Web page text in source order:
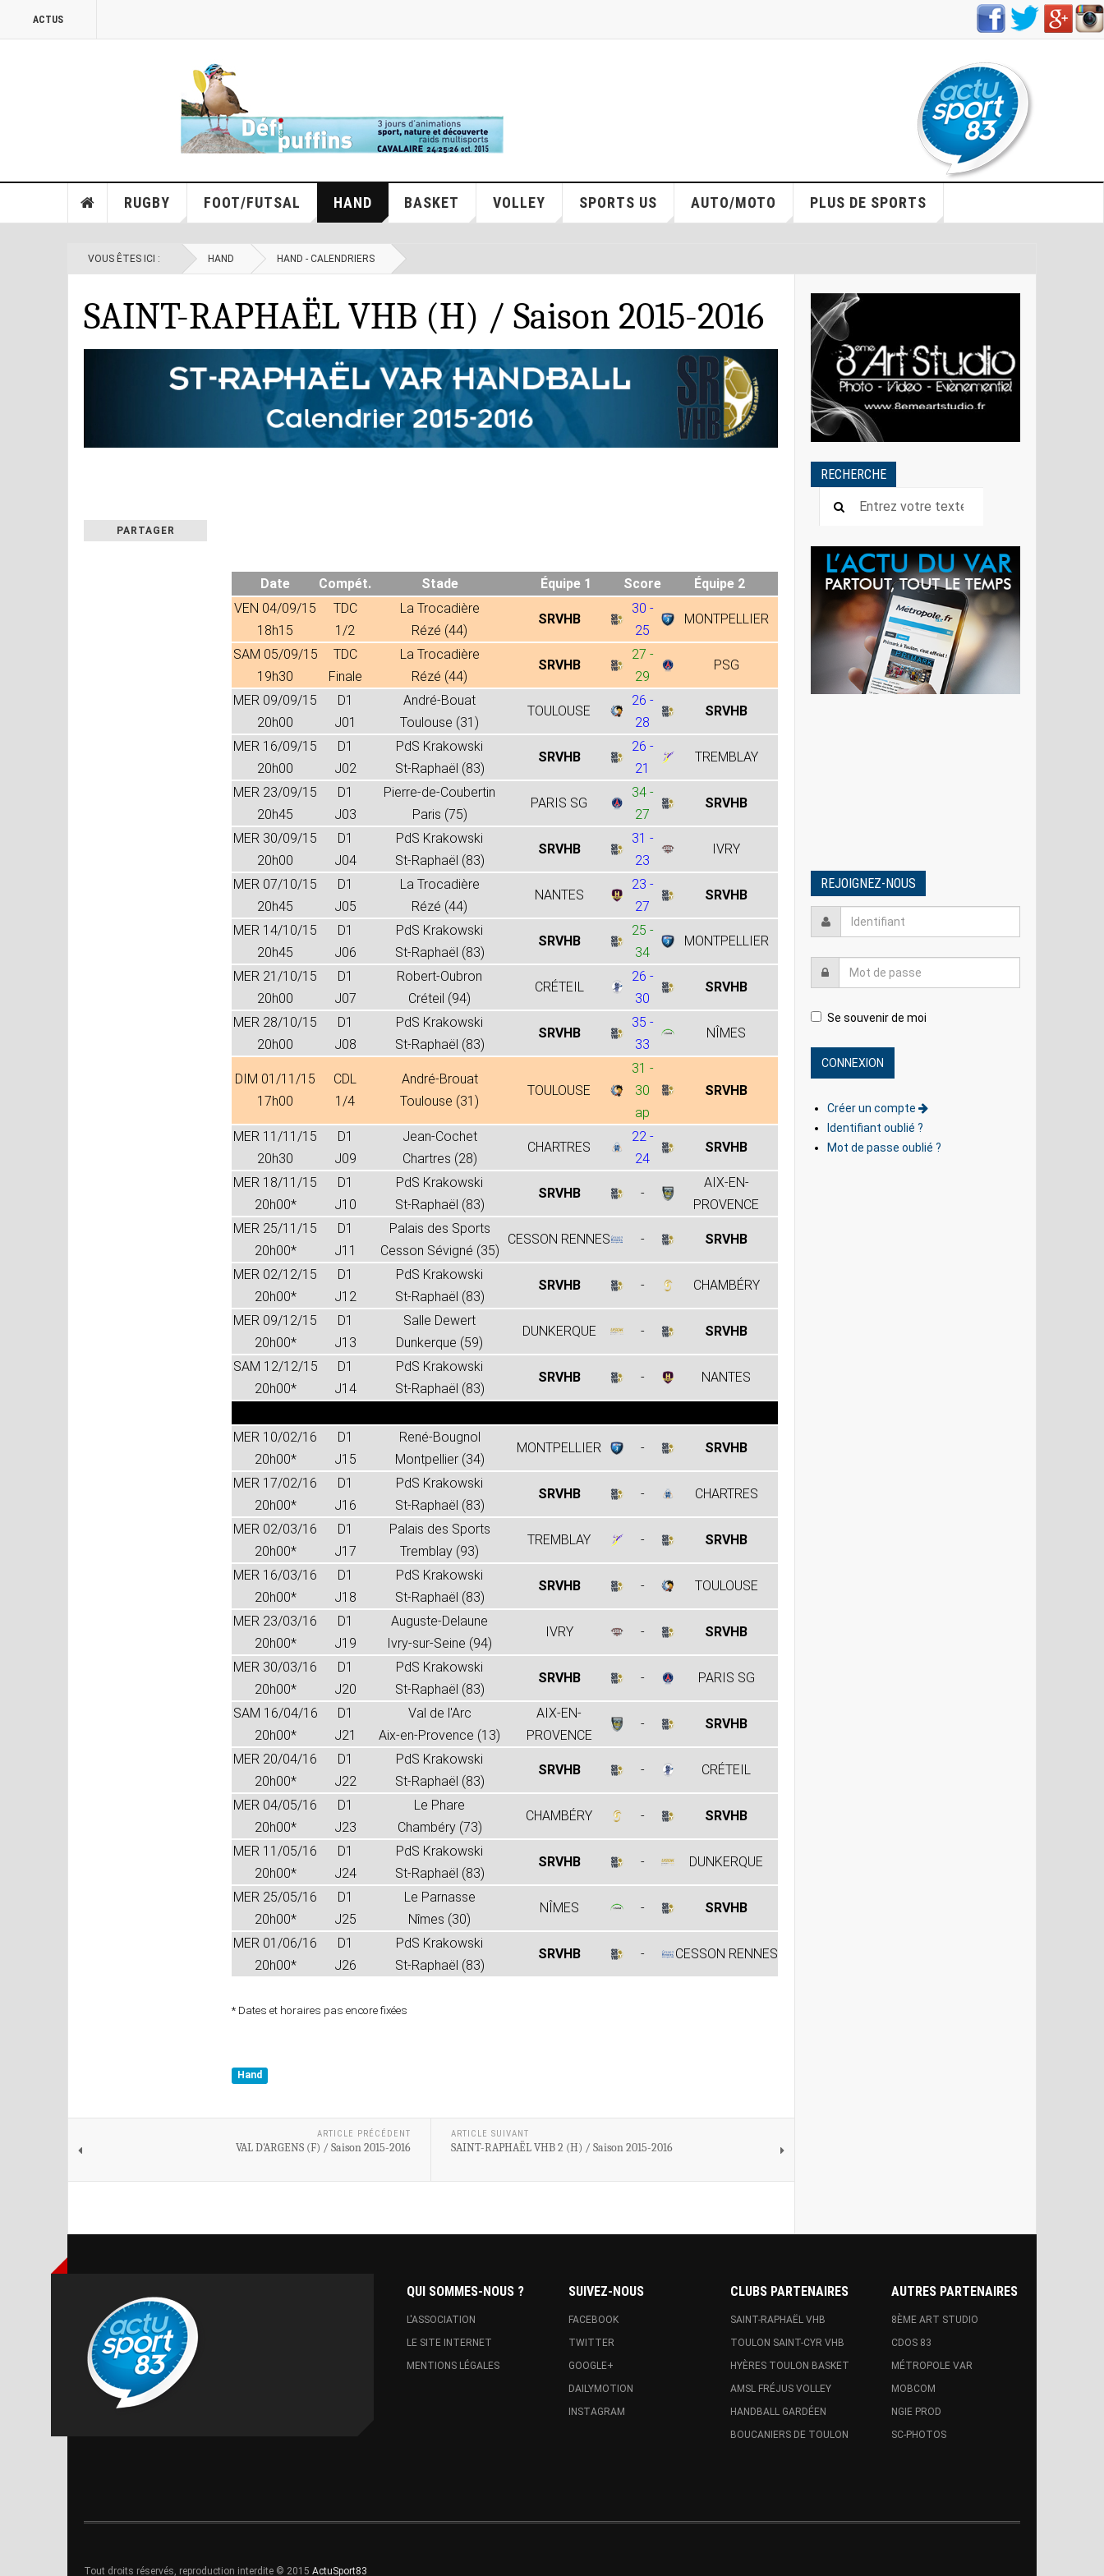
ACTUS
RUGBY FOOT/FUTSAL HAND BASKET VOLLEY SPORTS US AUTO/MOTO PLUS DE SPORTS
VOUS ÊTES ICI : HAND HAND - CALENDRIERS
SAINT-RAPHAËL VHB (H) / Saison 2015-2016
PARTAGER
Date Compét. Stade Équipe 1 Score
Équipe 2
VEN 04/09/15
18h15
TDC
1/2
La Trocadière
Rézé (44)
SRVHB
30 -
25
MONTPELLIER
SAM 05/09/15
19h30
TDC
Finale
La Trocadière
Rézé (44)
SRVHB
27 -
29
PSG
MER 09/09/15
20h00
D1
J01
André-Bouat
Toulouse (31)
TOULOUSE
26 -
28
SRVHB
MER 16/09/15
20h00
D1
J02
PdS Krakowski
St-Raphaël (83)
SRVHB
26 -
21
TREMBLAY
MER 23/09/15
20h45
D1
J03
Pierre-de-Coubertin
Paris (75)
PARIS SG
34 -
27
SRVHB
MER 30/09/15
20h00
D1
J04
PdS Krakowski
St-Raphaël (83)
SRVHB
31 -
23
IVRY
MER 07/10/15
20h45
D1
J05
La Trocadière
Rézé (44)
NANTES
23 -
27
SRVHB
MER 14/10/15
20h45
D1
J06
PdS Krakowski
St-Raphaël (83)
SRVHB
25 -
34
MONTPELLIER
MER 21/10/15
20h00
D1
J07
Robert-Oubron
Créteil (94)
CRÉTEIL
26 -
30
SRVHB
MER 28/10/15
20h00
D1
J08
PdS Krakowski
St-Raphaël (83)
SRVHB
35 -
33
NÎMES
DIM 01/11/15
17h00
CDL
1/4
André-Brouat
Toulouse (31)
TOULOUSE
31 -
30
ap
SRVHB
MER 11/11/15
20h30
D1
J09
Jean-Cochet
Chartres (28)
CHARTRES
22 -
24
SRVHB
MER 18/11/15
20h00*
D1
J10
PdS Krakowski
St-Raphaël (83)
SRVHB -
AIX-EN-
PROVENCE
MER 25/11/15
20h00*
D1
J11
Palais des Sports
Cesson Sévigné (35)
CESSON RENNES - SRVHB
MER 02/12/15
20h00*
D1
J12
PdS Krakowski
St-Raphaël (83)
SRVHB - CHAMBÉRY
MER 09/12/15
20h00*
D1
J13
Salle Dewert
Dunkerque (59)
DUNKERQUE - SRVHB
SAM 12/12/15
20h00*
D1
J14
PdS Krakowski
St-Raphaël (83)
SRVHB - NANTES
MER 10/02/16
20h00*
D1
J15
René-Bougnol
Montpellier (34)
MONTPELLIER - SRVHB
MER 17/02/16
20h00*
D1
J16
PdS Krakowski
St-Raphaël (83)
SRVHB - CHARTRES
MER 02/03/16
20h00*
D1
J17
Palais des Sports
Tremblay (93)
TREMBLAY - SRVHB
MER 16/03/16
20h00*
D1
J18
PdS Krakowski
St-Raphaël (83)
SRVHB - TOULOUSE
MER 23/03/16
20h00*
D1
J19
Auguste-Delaune
Ivry-sur-Seine (94)
IVRY - SRVHB
MER 30/03/16
20h00*
D1
J20
PdS Krakowski
St-Raphaël (83)
SRVHB - PARIS SG
SAM 16/04/16
20h00*
D1
J21
Val de l'Arc
Aix-en-Provence (13)
AIX-EN-
PROVENCE
- SRVHB
MER 20/04/16
20h00*
D1
J22
PdS Krakowski
St-Raphaël (83)
SRVHB - CRÉTEIL
MER 04/05/16
20h00*
D1
J23
Le Phare
Chambéry (73)
CHAMBÉRY - SRVHB
MER 11/05/16
20h00*
D1
J24
PdS Krakowski
St-Raphaël (83)
SRVHB - DUNKERQUE
MER 25/05/16
20h00*
D1
J25
Le Parnasse
Nîmes (30)
NÎMES - SRVHB
MER 01/06/16
20h00*
D1
J26
PdS Krakowski
St-Raphaël (83)
SRVHB - CESSON RENNES
* Dates et horaires pas encore fixées
Hand
ARTICLE PRÉCÉDENT
VAL D'ARGENS (F) / Saison 2015-2016
ARTICLE SUIVANT
SAINT-RAPHAËL VHB 2 (H) / Saison 2015-2016
RECHERCHE
REJOIGNEZ-NOUS
Se souvenir de moi
Créer un compte
Identifiant oublié ?
Mot de passe oublié ?
QUI SOMMES-NOUS ?
L'ASSOCIATION
LE SITE INTERNET
MENTIONS LÉGALES
SUIVEZ-NOUS
FACEBOOK
TWITTER
GOOGLE+
DAILYMOTION
INSTAGRAM
CLUBS PARTENAIRES
SAINT-RAPHAËL VHB
TOULON SAINT-CYR VHB
HYÈRES TOULON BASKET
AMSL FRÉJUS VOLLEY
HANDBALL GARDÉEN
BOUCANIERS DE TOULON
AUTRES PARTENAIRES
8ÈME ART STUDIO
CDOS 83
MÉTROPOLE VAR
MOBCOM
NGIE PROD
SC-PHOTOS
Tout droits réservés, reproduction interdite © 2015 ActuSport83